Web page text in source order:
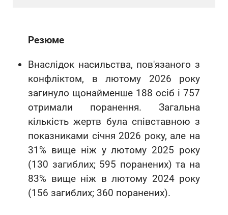
Резюме
Внаслідок насильства, пов'язаного з
конфліктом, в лютому 2026 року
загинуло щонайменше 188 осіб і 757
отримали поранення. Загальна
кількість жертв була співставною з
показниками січня 2026 року, але на
31% вище ніж у лютому 2025 року
(130 загиблих; 595 поранених) та на
83% вище ніж в лютому 2024 року
(156 загиблих; 360 поранених).